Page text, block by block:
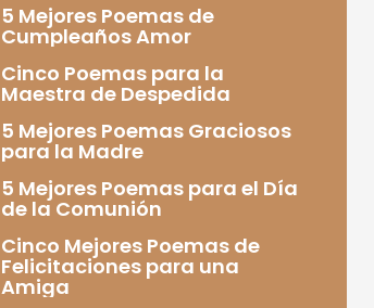
5 Mejores Poemas de
Cumpleaños Amor
Cinco Poemas para la
Maestra de Despedida
5 Mejores Poemas Graciosos
para la Madre
5 Mejores Poemas para el Día
de la Comunión
Cinco Mejores Poemas de
Felicitaciones para una
Amiga